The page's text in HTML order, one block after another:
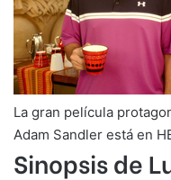
La gran película
Adam Sandler está en
Sinopsis de